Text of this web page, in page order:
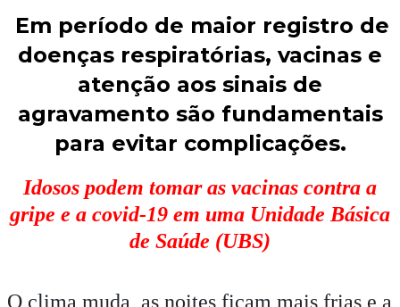
Em período de maior registro de
doenças respiratórias, vacinas e
atenção aos sinais de
agravamento são fundamentais
para evitar complicações.
Idosos podem tomar as vacinas contra a
gripe e a covid-19 em uma Unidade Básica
de Saúde (UBS)
O clima muda, as noites ficam mais frias e a